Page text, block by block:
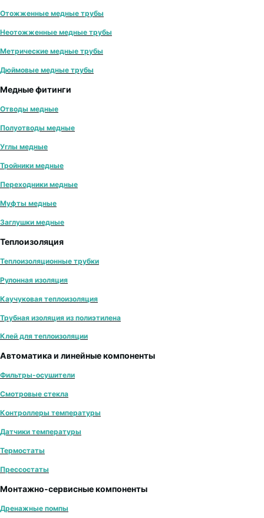
Отожженные медные трубы
Неотожженные медные трубы
Метрические медные трубы
Дюймовые медные трубы
Медные фитинги
Отводы медные
Полуотводы медные
Углы медные
Тройники медные
Переходники медные
Муфты медные
Заглушки медные
Теплоизоляция
Теплоизоляционные трубки
Рулонная изоляция
Каучуковая теплоизоляция
Трубная изоляция из полиэтилена
Клей для теплоизоляции
Автоматика и линейные компоненты
Фильтры-осушители
Смотровые стекла
Контроллеры температуры
Датчики температуры
Термостаты
Прессостаты
Монтажно‑сервисные компоненты
Дренажные помпы